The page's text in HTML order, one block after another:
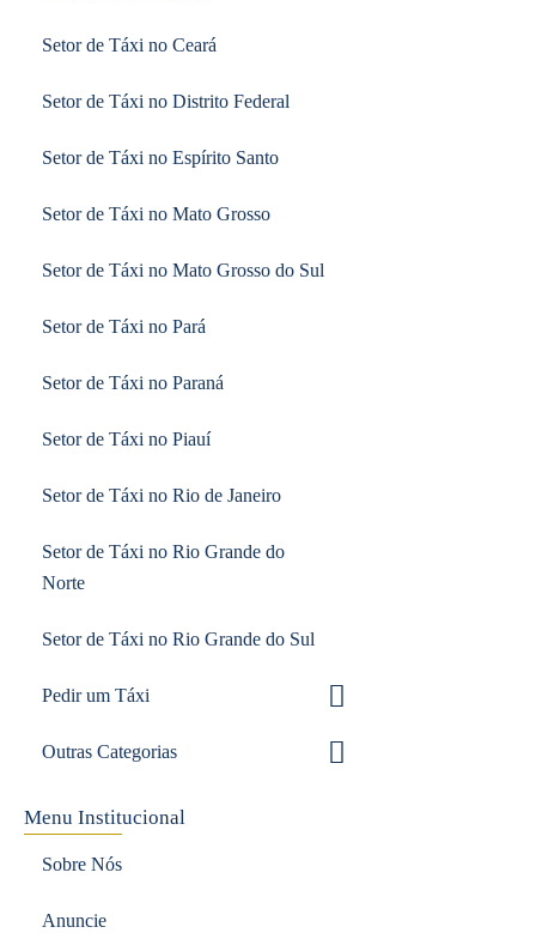
Setor de Táxi no Ceará
Setor de Táxi no Distrito Federal
Setor de Táxi no Espírito Santo
Setor de Táxi no Mato Grosso
Setor de Táxi no Mato Grosso do Sul
Setor de Táxi no Pará
Setor de Táxi no Paraná
Setor de Táxi no Piauí
Setor de Táxi no Rio de Janeiro
Setor de Táxi no Rio Grande do
Norte
Setor de Táxi no Rio Grande do Sul
Pedir um Táxi
Outras Categorias
Menu Institucional
Sobre Nós
Anuncie